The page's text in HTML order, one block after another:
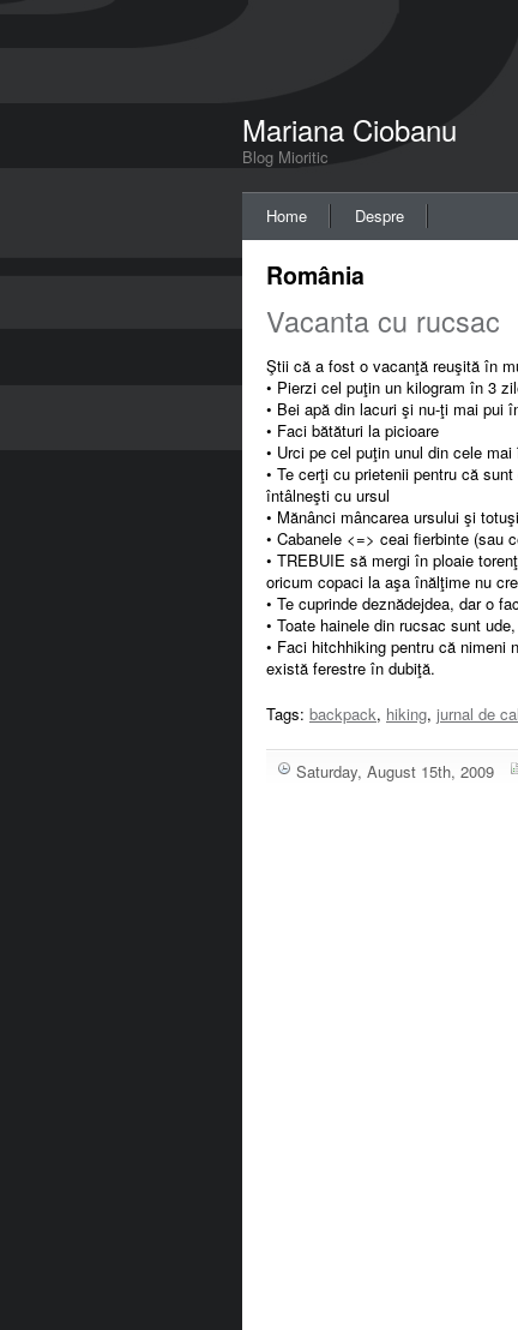
Mariana Ciobanu
Blog Mioritic
Home Despre
România
Vacanta cu rucsac
Ştii că a fost o vacanţă reuşită în
• Pierzi cel puţin un kilogram în 3
• Bei apă din lacuri şi nu-ţi mai pui
• Faci bătături la picioare
• Urci pe cel puţin unul din cele
• Te cerţi cu prietenii pentru că
întâlneşti cu ursul
• Mănânci mâncarea ursului şi
• Cabanele <=> ceai fierbinte (sau
• TREBUIE să mergi în ploaie
oricum copaci la aşa înălţime nu
• Te cuprinde deznădejdea, dar o
• Toate hainele din rucsac sunt
• Faci hitchhiking pentru că nimeni
există ferestre în dubiţă.
Tags: backpack, hiking, jurnal de
Saturday, August 15th, 2009